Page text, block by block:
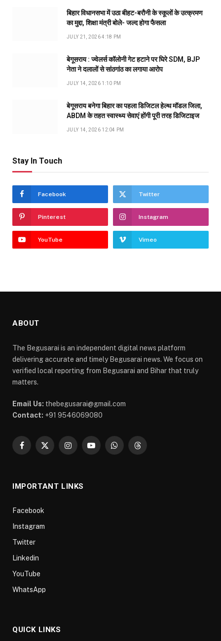
बिहार विधानसभा में उठा बीहट-बरौनी के स्कूलों के उत्क्रमण
का मुद्दा, शिक्षा मंत्री बोले- जल्द होगा फैसला
JULY 21, 2026 4:18 PM
बेगूसराय : ज्वेलर्स कॉलोनी गेट हटाने पर घिरे SDM, BJP
नेता ने दलालों से सांठगांठ का लगाया आरोप
JULY 14, 2026 1:10 PM
बेगूसराय बनेगा बिहार का पहला डिजिटल हेल्थ मॉडल जिला,
ABDM के तहत स्वास्थ्य सेवाएं होंगी पूरी तरह डिजिटाइज
JULY 14, 2026 12:04 PM
Stay In Touch
Facebook Twitter
Pinterest Instagram
YouTube Vimeo
ABOUT
The Begusarai is an independent digital news platform
delivering accurate and timely Begusarai news. We focus on
verified local reporting from Begusarai and Bihar that truly
matters.
Email Us: thebegusarai@gmail.com
Contact: +91 9546069080
Facebook
X
InstagramYouTubeWhatsAppThreads
IMPORTANT LINKS
Facebook
Instagram
Twitter
Linkedin
YouTube
WhatsApp
QUICK LINKS